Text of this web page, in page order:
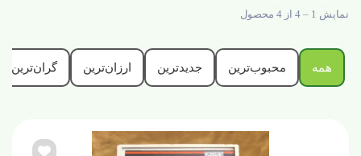
نمایش 1 – 4 از 4 محصول
همه محبوب‌ترین جدیدترین ارزان‌ترین گران‌ترین